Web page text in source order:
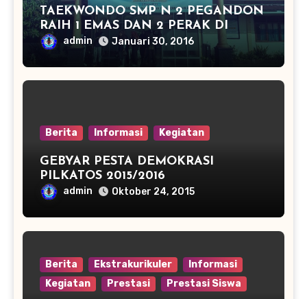
TAEKWONDO SMP N 2 PEGANDON
RAIH 1 EMAS DAN 2 PERAK DI
KAPOLRES CUP KENDAL 2016
admin Januari 30, 2016
Berita Informasi Kegiatan
GEBYAR PESTA DEMOKRASI
PILKATOS 2015/2016
admin Oktober 24, 2015
Berita Ekstrakurikuler
Informasi
Kegiatan
Prestasi Prestasi Siswa